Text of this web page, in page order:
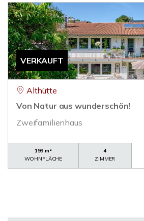
VERKAUFT
Althütte
Von Natur aus wunderschön!
Zweifamilienhaus
199 m²
WOHNFLÄCHE
4
ZIMMER